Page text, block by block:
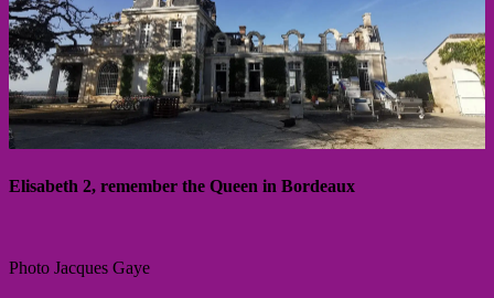
Elisabeth 2, remember the Queen in Bordeaux
Photo Jacques Gaye